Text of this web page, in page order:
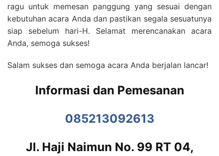
ragu untuk memesan panggung yang sesuai dengan
kebutuhan acara Anda dan pastikan segala sesuatunya
siap sebelum hari-H. Selamat merencanakan acara
Anda, semoga sukses!
Salam sukses dan semoga acara Anda berjalan lancar!
Informasi dan Pemesanan
085213092613
Jl. Haji Naimun No. 99 RT 04,